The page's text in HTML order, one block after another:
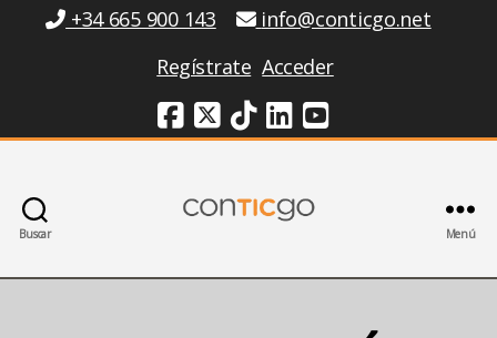
Información
+34 665 900 143
info@conticgo.net
Regístrate Acceder
Redes Sociales
Buscar Menú